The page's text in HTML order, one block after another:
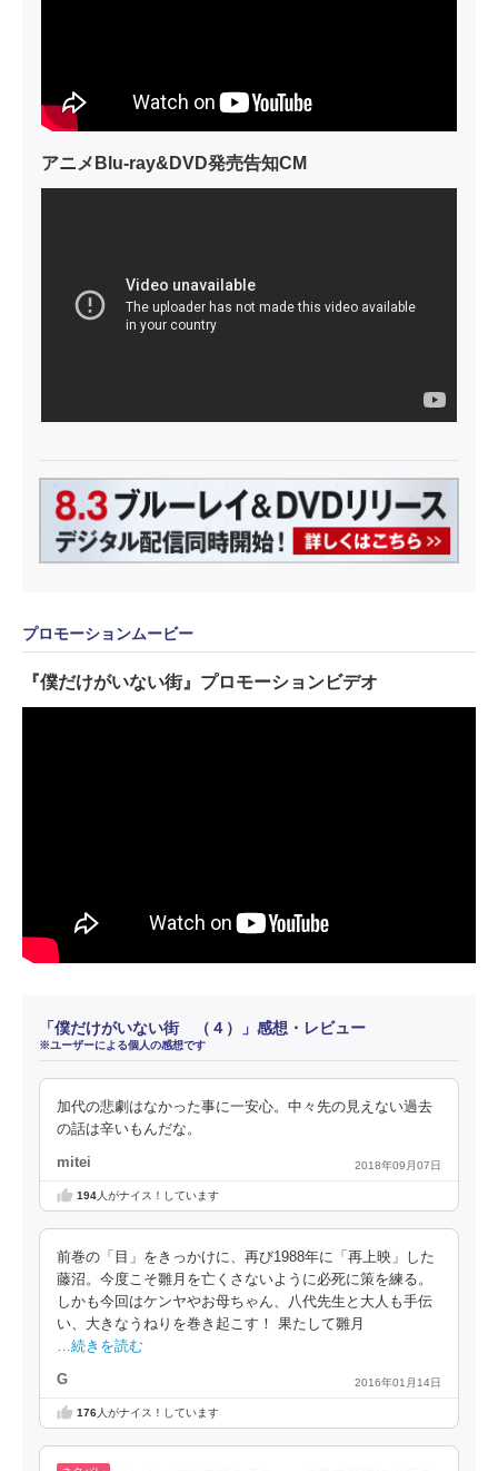
アニメBlu-ray&DVD発売告知CM
プロモーションムービー
『僕だけがいない街』プロモーションビデオ
「僕だけがいない街 （４）」感想・レビュー
※ユーザーによる個人の感想です
加代の悲劇はなかった事に一安心。中々先の見えない過去
の話は辛いもんだな。
mitei 2018年09月07日
194人がナイス！しています
前巻の「目」をきっかけに、再び1988年に「再上映」した
藤沼。今度こそ雛月を亡くさないように必死に策を練る。
しかも今回はケンヤやお母ちゃん、八代先生と大人も手伝
い、大きなうねりを巻き起こす！ 果たして雛月
…続きを読む
G 2016年01月14日
176人がナイス！しています